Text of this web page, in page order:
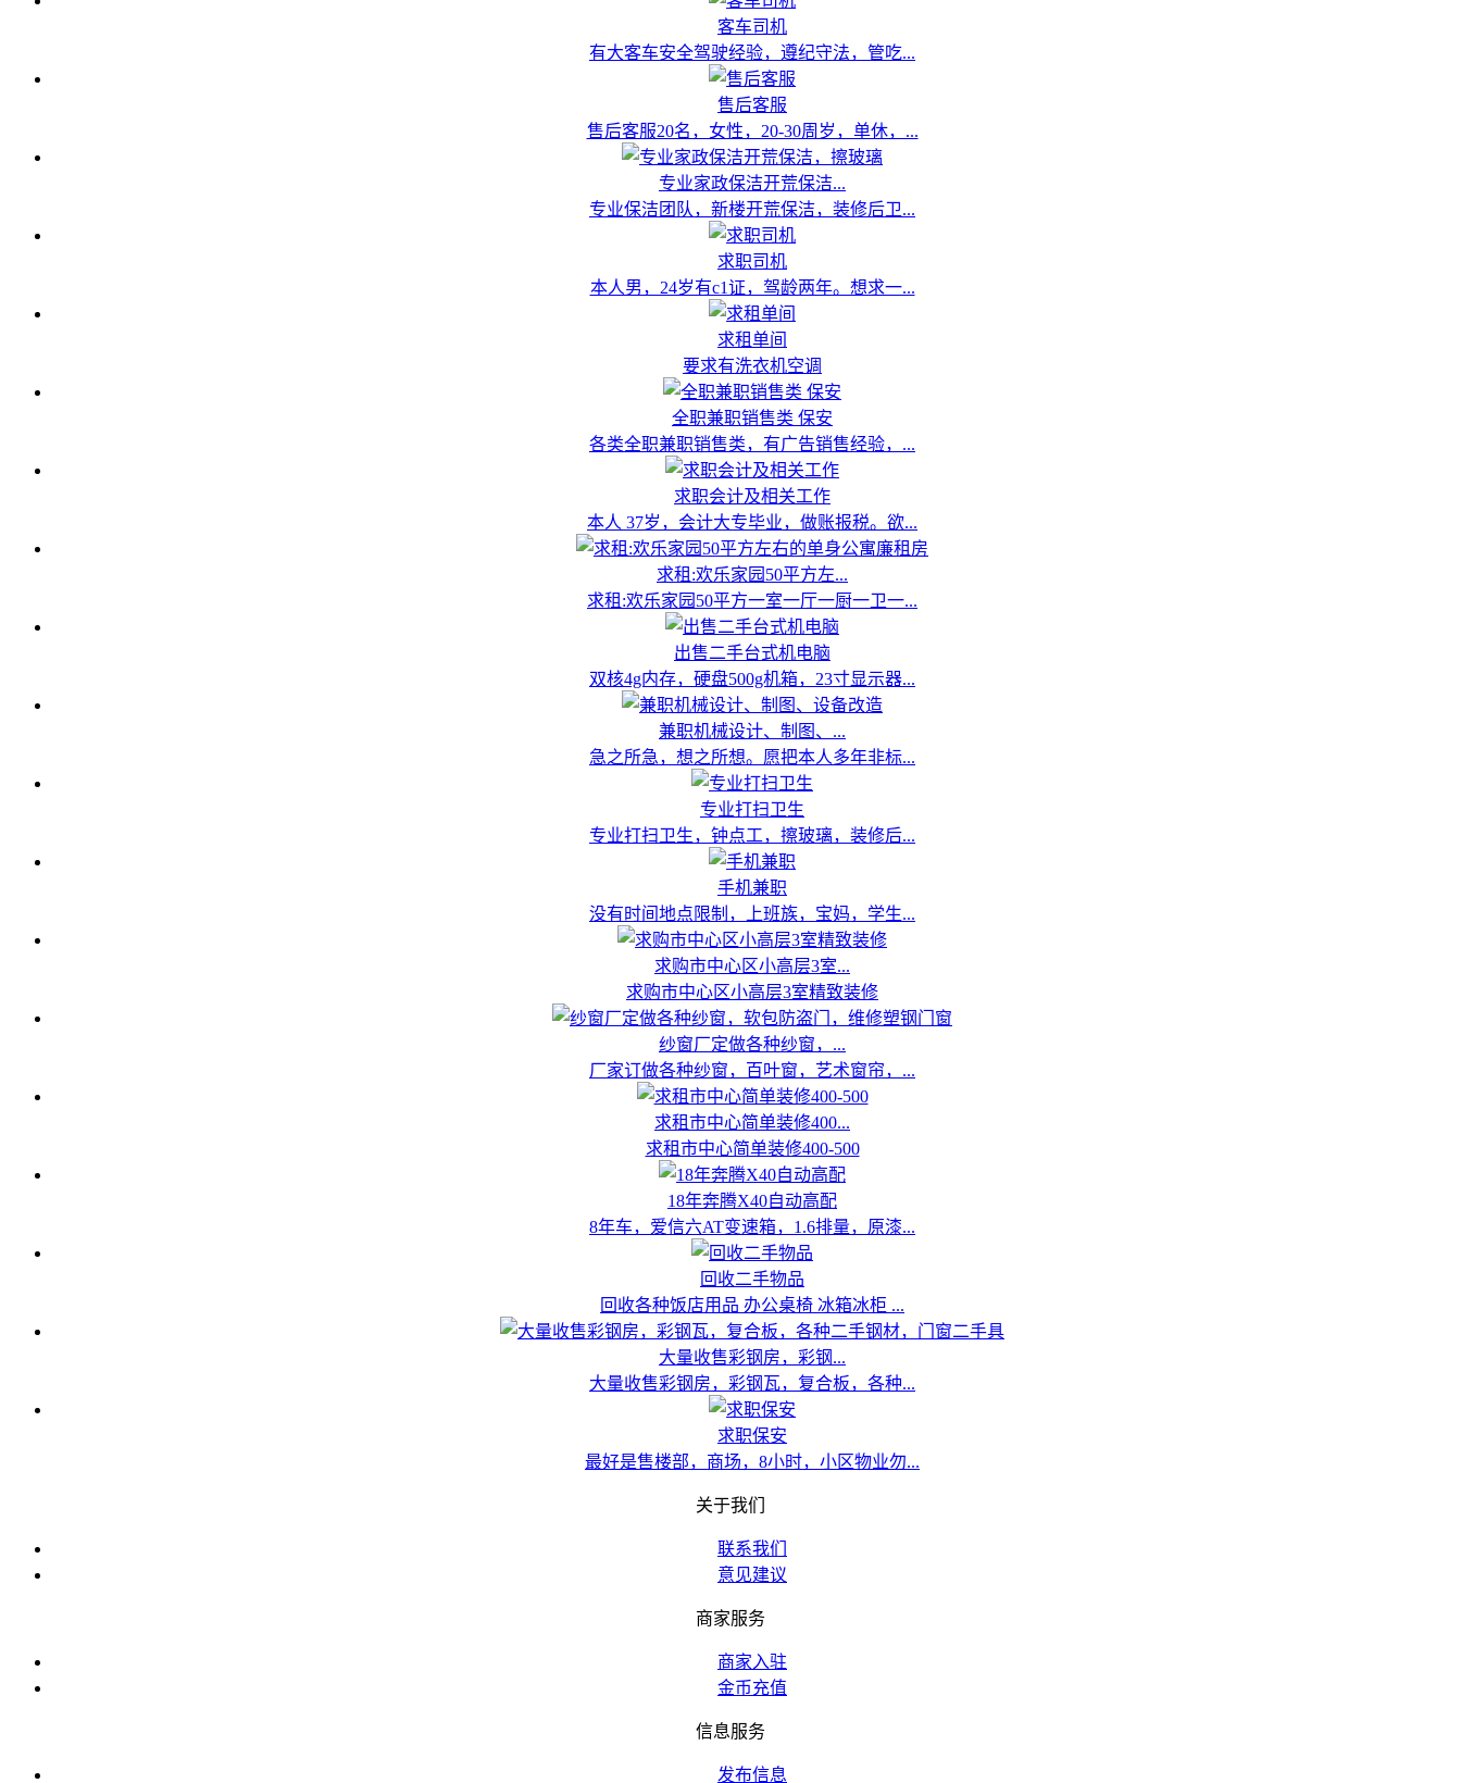
客车司机
有大客车安全驾驶经验，遵纪守法，管吃...
售后客服
售后客服20名，女性，20-30周岁，单休，...
专业家政保洁开荒保洁...
专业保洁团队，新楼开荒保洁，装修后卫...
求职司机
本人男，24岁有c1证，驾龄两年。想求一...
求租单间
要求有洗衣机空调
全职兼职销售类 保安
各类全职兼职销售类，有广告销售经验，...
求职会计及相关工作
本人 37岁，会计大专毕业，做账报税。欲...
求租:欢乐家园50平方左...
求租:欢乐家园50平方一室一厅一厨一卫一...
出售二手台式机电脑
双核4g内存，硬盘500g机箱，23寸显示器...
兼职机械设计、制图、...
急之所急，想之所想。愿把本人多年非标...
专业打扫卫生
专业打扫卫生，钟点工，擦玻璃，装修后...
手机兼职
没有时间地点限制，上班族，宝妈，学生...
求购市中心区小高层3室...
求购市中心区小高层3室精致装修
纱窗厂定做各种纱窗，...
厂家订做各种纱窗，百叶窗，艺术窗帘，...
求租市中心简单装修400...
求租市中心简单装修400-500
18年奔腾X40自动高配
8年车，爱信六AT变速箱，1.6排量，原漆...
回收二手物品
回收各种饭店用品 办公桌椅 冰箱冰柜 ...
大量收售彩钢房，彩钢...
大量收售彩钢房，彩钢瓦，复合板，各种...
求职保安
最好是售楼部，商场，8小时，小区物业勿...
关于我们
联系我们
意见建议
商家服务
商家入驻
金币充值
信息服务
发布信息